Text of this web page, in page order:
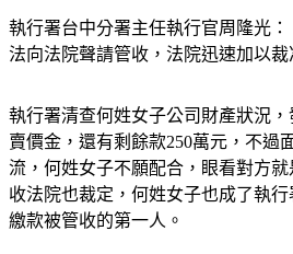
執行署台中分署主任執行官周隆光
法向法院聲請管收，法院迅速加以裁
執行署清查何姓女子公司財產狀況
賣價金，還有剩餘款250萬元，不過
流，何姓女子不願配合，眼看對方
收法院也裁定，何姓女子也成了執
繳款被管收的第一人。